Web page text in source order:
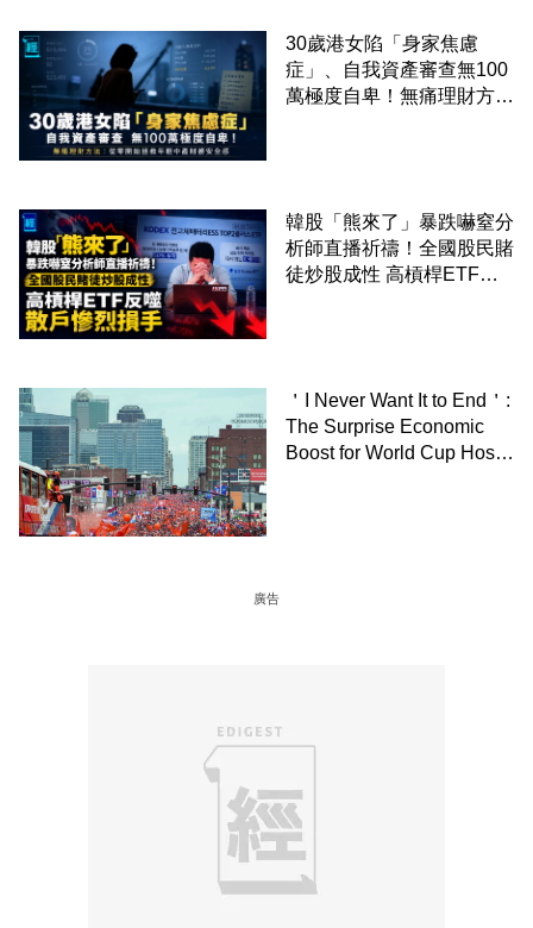
30歲港女陷「身家焦慮
症」、自我資產審查無100
萬極度自卑！無痛理財方
韓股「熊來了」暴跌嚇窒分
析師直播祈禱！全國股民賭
徒炒股成性 高槓桿ETF反
＇I Never Want It to End＇:
The Surprise Economic
Boost for World Cup Host
廣告